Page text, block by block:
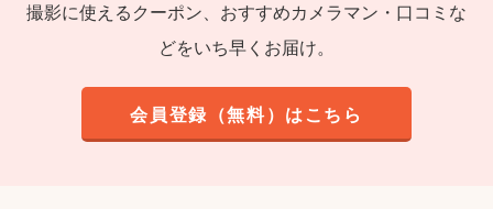
撮影に使えるクーポン、おすすめカメラマン・口コミな
どをいち早くお届け。
会員登録（無料）はこちら